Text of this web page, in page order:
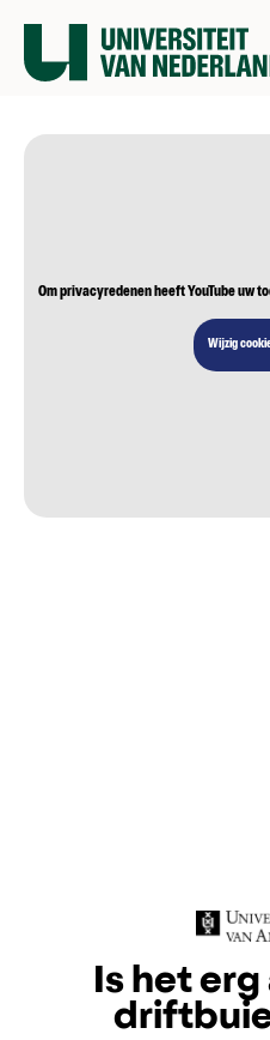
Om privacyredenen heeft YouTube uw
Wijzig
Is het erg